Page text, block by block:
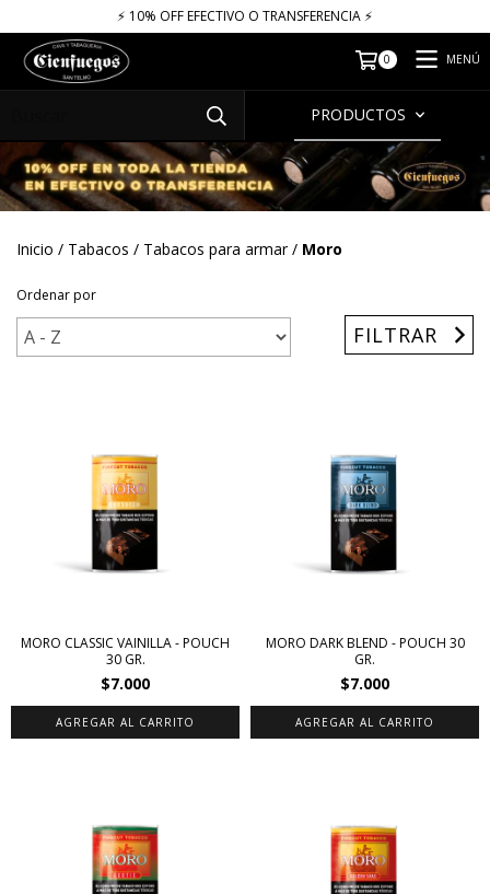
⚡​​​ 10% OFF EFECTIVO O TRANSFERENCIA ⚡​
0 MENÚ
PRODUCTOS
Inicio / Tabacos / Tabacos para armar / Moro
Ordenar por
FILTRAR
MORO CLASSIC VAINILLA - POUCH
30 GR.
$7.000
MORO DARK BLEND - POUCH 30
GR.
$7.000